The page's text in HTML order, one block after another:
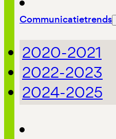
Communicatietrends
2020-2021
2022-2023
2024-2025